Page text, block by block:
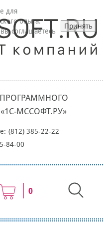
ПРОГРАММНОГО
МССОФТ.РУ»
(812) 385-22-22
84-00
0
для
опыта.
соглашаетесь
Принять